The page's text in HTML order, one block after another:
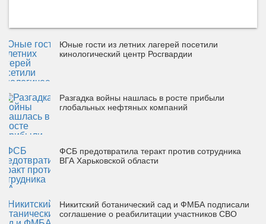
Юные гости из летних лагерей посетили
кинологический центр Росгвардии
Разгадка войны нашлась в росте прибыли
глобальных нефтяных компаний
ФСБ предотвратила теракт против сотрудника
ВГА Харьковской области
Никитский ботанический сад и ФМБА подписали
соглашение о реабилитации участников СВО